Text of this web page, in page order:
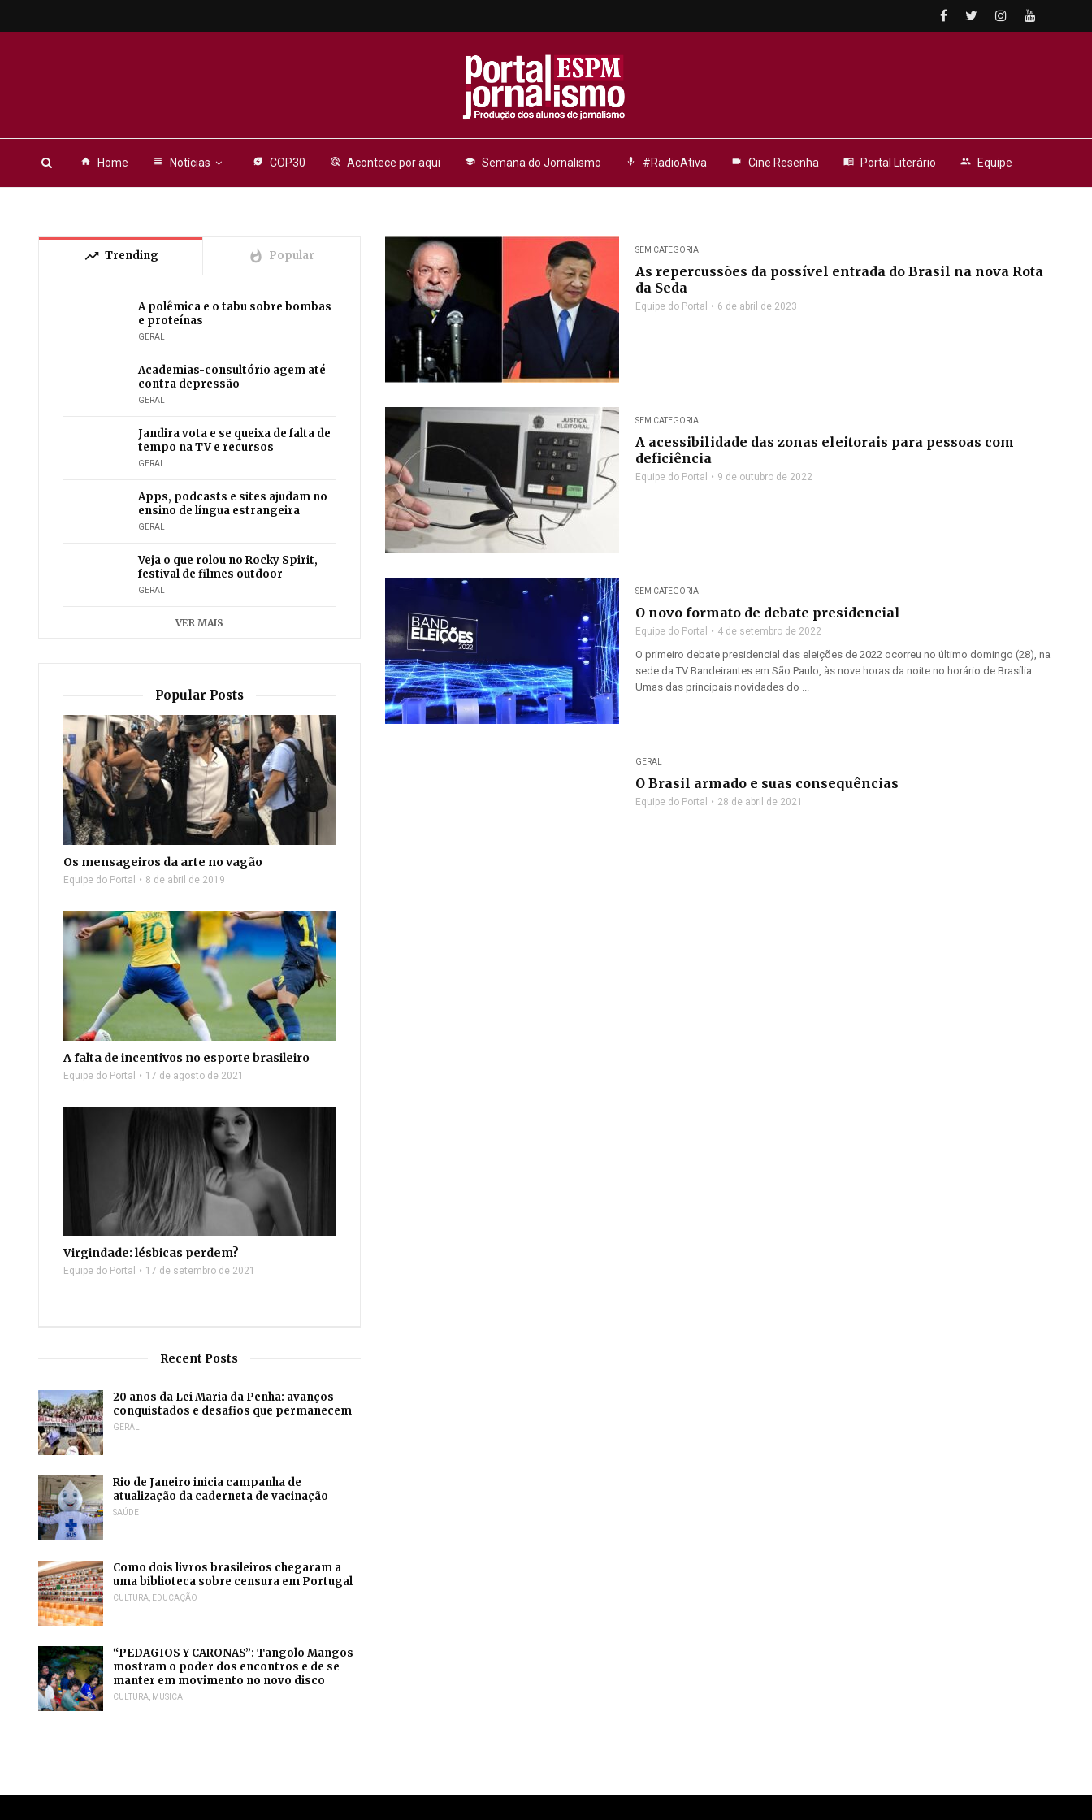
home Home view_headline Notícias energy_savings_leaf COP30 ads_click Acontece por aqui school Semana do Jornalismo mic #RadioAtiva videocam Cine Resenha menu_book Portal Literário people Equipe
SEM CATEGORIA
As repercussões da possível entrada do Brasil na nova Rota
da Seda
Equipe do Portal 6 de abril de 2023
SEM CATEGORIA
A acessibilidade das zonas eleitorais para pessoas com
deficiência
Equipe do Portal 9 de outubro de 2022
SEM CATEGORIA
O novo formato de debate presidencial
Equipe do Portal 4 de setembro de 2022
O primeiro debate presidencial das eleições de 2022 ocorreu no último domingo (28), na
sede da TV Bandeirantes em São Paulo, às nove horas da noite no horário de Brasília.
Umas das principais novidades do ...
GERAL
O Brasil armado e suas consequências
Equipe do Portal 28 de abril de 2021
trending_up Trending whatshot Popular
A polêmica e o tabu sobre bombas
e proteínas
GERAL
Academias-consultório agem até
contra depressão
GERAL
Jandira vota e se queixa de falta de
tempo na TV e recursos
GERAL
Apps, podcasts e sites ajudam no
ensino de língua estrangeira
GERAL
Veja o que rolou no Rocky Spirit,
festival de filmes outdoor
GERAL
VER MAIS
Popular Posts
Os mensageiros da arte no vagão
Equipe do Portal 8 de abril de 2019
A falta de incentivos no esporte brasileiro
Equipe do Portal 17 de agosto de 2021
Virgindade: lésbicas perdem?
Equipe do Portal 17 de setembro de 2021
Recent Posts
20 anos da Lei Maria da Penha: avanços
conquistados e desafios que permanecem
GERAL
Rio de Janeiro inicia campanha de
atualização da caderneta de vacinação
SAÚDE
Como dois livros brasileiros chegaram a
uma biblioteca sobre censura em Portugal
CULTURA, EDUCAÇÃO
“PEDAGIOS Y CARONAS”: Tangolo Mangos
mostram o poder dos encontros e de se
manter em movimento no novo disco
CULTURA, MÚSICA